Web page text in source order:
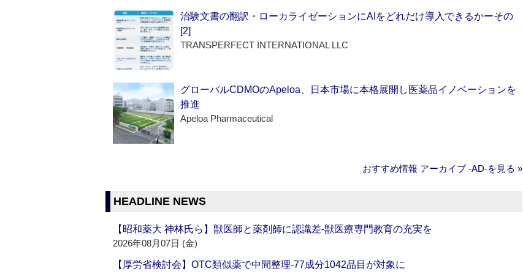
治験文書の翻訳・ローカライゼーションにAIをどれだけ導入できるかーその
[2]
TRANSPERFECT INTERNATIONAL LLC
グローバルCDMOのApeloa、日本市場に本格展開し医薬品イノベーションを
推進
Apeloa Pharmaceutical
おすすめ情報 アーカイブ ‐AD‐を見る »
HEADLINE NEWS
【昭和薬大 神林氏ら】獣医師と薬剤師に認識差‐獣医療専門教育の充実を
2026年08月07日 (金)
【厚労省検討会】OTC類似薬で中間整理‐77成分1042品目が対象に